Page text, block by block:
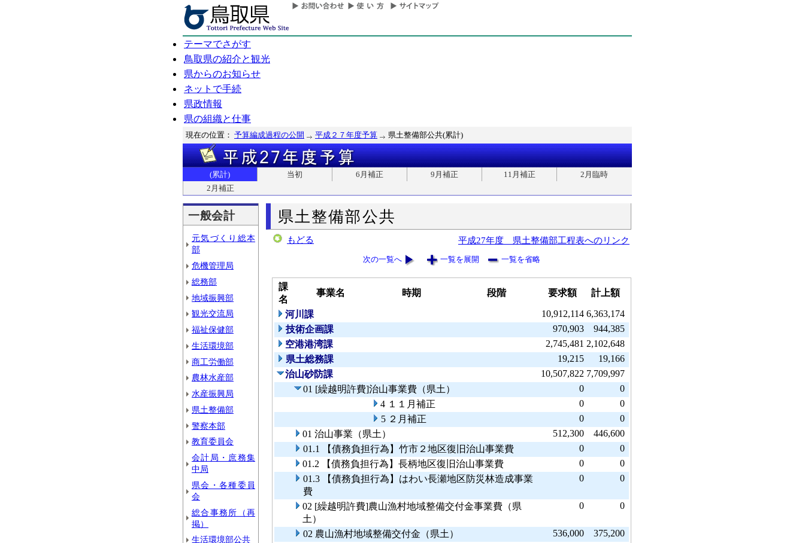
テーマでさがす
鳥取県の紹介と観光
県からのお知らせ
ネットで手続
県政情報
県の組織と仕事
現在の位置： 予算編成過程の公開 平成２７年度予算 県土整備部公共(累計)
(累計) 当初 6月補正 9月補正 11月補正
2月臨時
2月補正
一般会計
元気づくり総本
部
危機管理局
総務部
地域振興部
観光交流局
福祉保健部
生活環境部
商工労働部
農林水産部
水産振興局
県土整備部
警察本部
教育委員会
会計局・庶務集
中局
県会・各種委員
会
総合事務所（再
掲）
生活環境部公共
県土整備部公共
もどる 平成27年度 県土整備部工程表へのリンク
次の一覧へ 一覧を展開 一覧を省略
課
名
事業名 時期 段階 要求額 計上額
河川課 10,912,114 6,363,174
技術企画課
970,903
944,385
空港港湾課
2,745,481 2,102,648
県土総務課
19,215
19,166
治山砂防課
10,507,822 7,709,997
01 [繰越明許費]治山事業費（県土）
0
0
4 １１月補正
0
0
5 ２月補正
0
0
01 治山事業（県土）
512,300
446,600
01.1 【債務負担行為】竹市２地区復旧治山事業費
0
0
01.2 【債務負担行為】長柄地区復旧治山事業費
0
0
01.3 【債務負担行為】はわい長瀬地区防災林造成事業
費
0 0
02 [繰越明許費]農山漁村地域整備交付金事業費（県
土）
0 0
02 農山漁村地域整備交付金（県土） 536,000
375,200